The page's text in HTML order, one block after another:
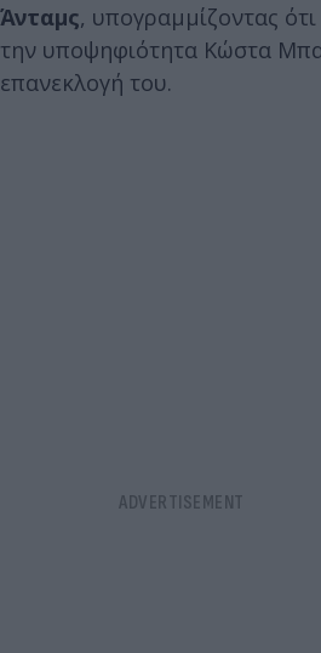
Άνταμς, υπογραμμίζοντας
την υποψηφιότητα Κώστα
επανεκλογή του.